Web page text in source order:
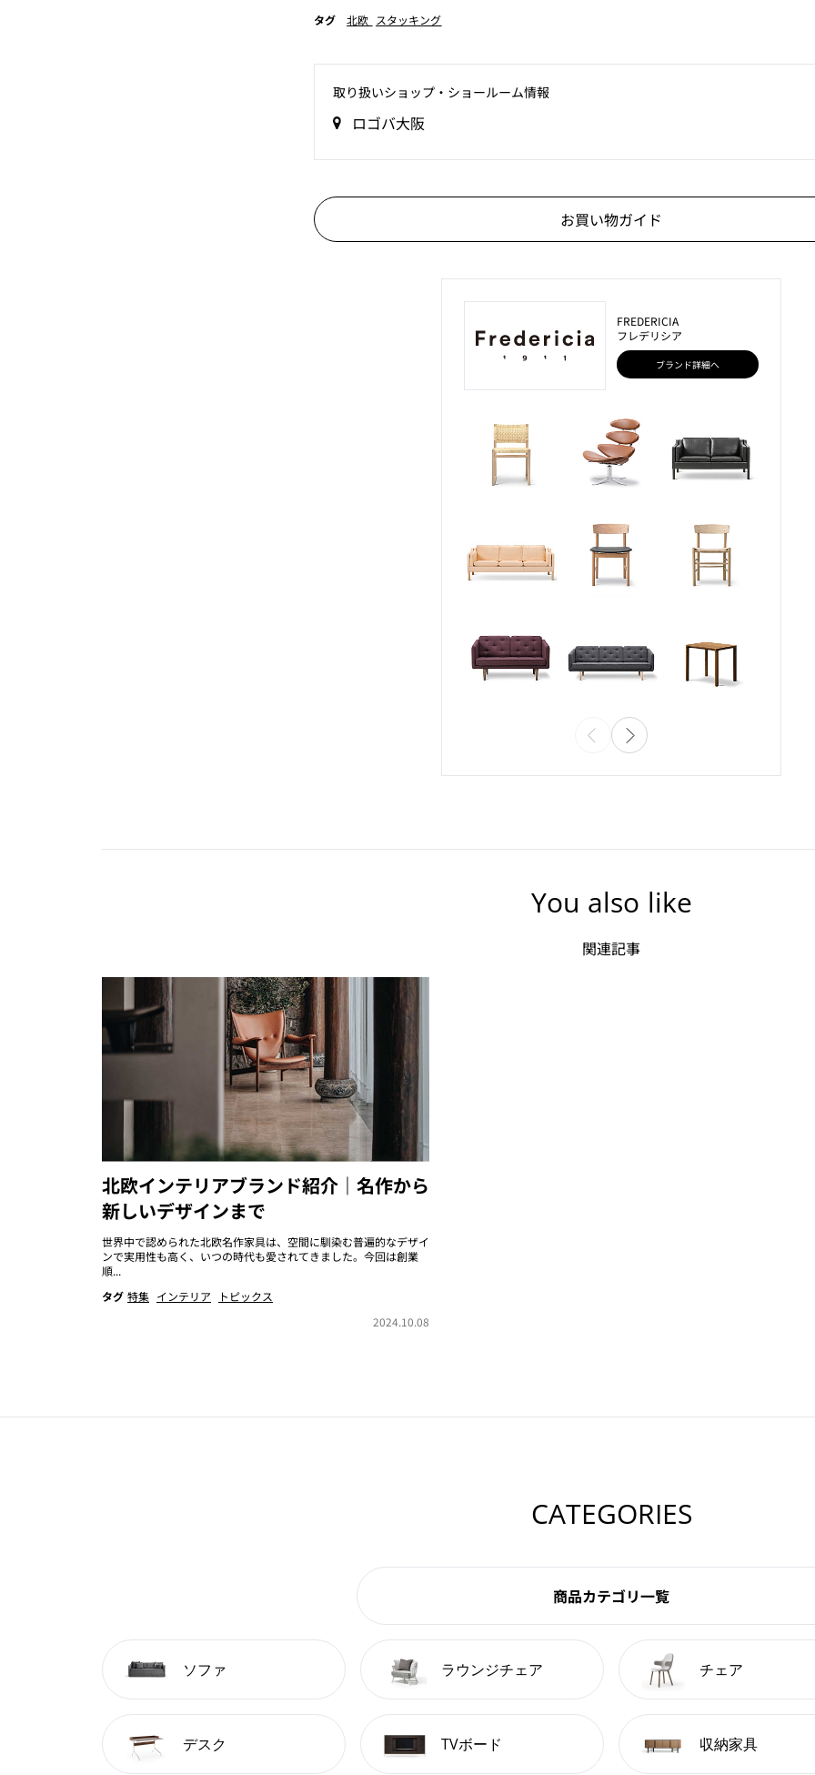
タグ 北欧 スタッキング
取り扱いショップ‧ショールーム情報
ロゴバ大阪
お買い物ガイド
FREDERICIA
フレデリシア
ブランド詳細へ
You also like
関連記事
北欧インテリアブランド紹介｜名作から
新しいデザインまで
世界中で認められた北欧名作家具は、空間に馴染む普遍的なデザイ
ンで実用性も高く、いつの時代も愛されてきました。今回は創業
順...
タグ 特集 インテリア
トピックス
2024.10.08
CATEGORIES
商品カテゴリ一覧
ソファ ラウンジチェア チェア
デスク TVボード 収納家具